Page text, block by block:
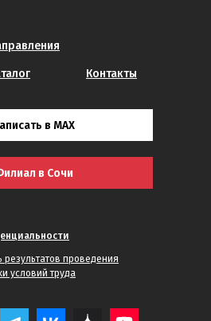
Контакты
проведения
условий труда
в MAX
в Сочи